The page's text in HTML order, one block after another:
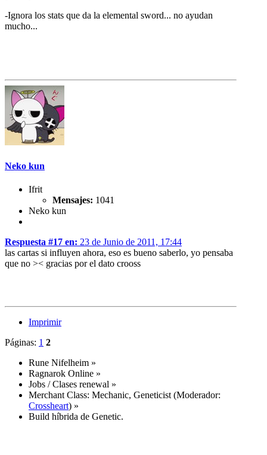
-Ignora los stats que da la elemental sword... no ayudan
mucho...
Neko kun
Ifrit
Mensajes: 1041
Neko kun
Respuesta #17 en: 23 de Junio de 2011, 17:44
las cartas si influyen ahora, eso es bueno saberlo, yo pensaba
que no >< gracias por el dato crooss
Imprimir
Páginas: 1 2
Rune Nifelheim »
Ragnarok Online »
Jobs / Clases renewal »
Merchant Class: Mechanic, Geneticist (Moderador:
Crossheart) »
Build híbrida de Genetic.